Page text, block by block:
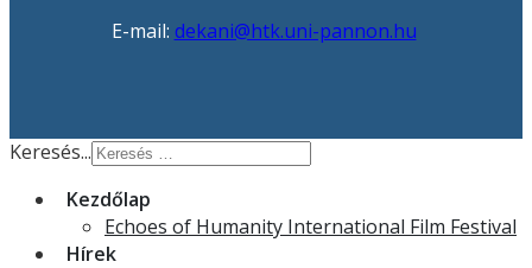
E-mail: dekani@htk.uni-pannon.hu
Keresés...
Kezdőlap
Echoes of Humanity International Film Festival
Hírek